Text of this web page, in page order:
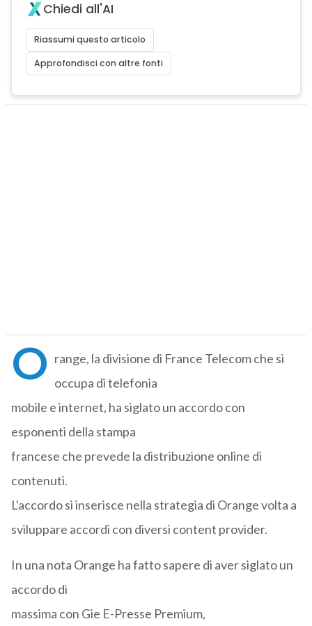
Chiedi all'AI
Riassumi questo articolo
Approfondisci con altre fonti
O range, la divisione di France Telecom che si
occupa di telefonia
mobile e internet, ha siglato un accordo con
esponenti della stampa
francese che prevede la distribuzione online di
contenuti.
L'accordo si inserisce nella strategia di Orange volta a
sviluppare accordi con diversi content provider.
In una nota Orange ha fatto sapere di aver siglato un
accordo di
massima con Gie E-Presse Premium,